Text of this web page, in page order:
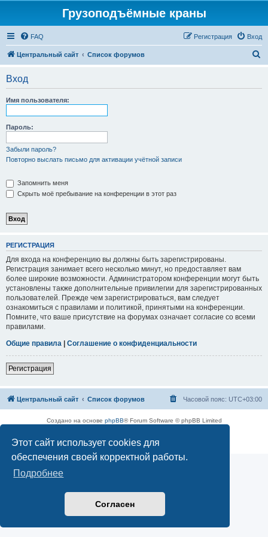
Этот сайт использует cookies для
обеспечения своей корректной работы.
Подробнее
Согласен
Грузоподъёмные краны
FAQ Вход
Регистрация
Центральный сайт Список форумов
Вход
Имя пользователя:
Пароль:
Забыли пароль?
Повторно выслать письмо для активации учётной записи
Запомнить меня
Скрыть моё пребывание на конференции в этот раз
РЕГИСТРАЦИЯ
Для входа на конференцию вы должны быть зарегистрированы.
Регистрация занимает всего несколько минут, но предоставляет вам
более широкие возможности. Администратором конференции могут быть
установлены также дополнительные привилегии для зарегистрированных
пользователей. Прежде чем зарегистрироваться, вам следует
ознакомиться с правилами и политикой, принятыми на конференции.
Помните, что ваше присутствие на форумах означает согласие со всеми
правилами.
Общие правила | Соглашение о конфиденциальности
Регистрация
Центральный сайт Список форумов Часовой пояс: UTC+03:00
Создано на основе phpBB® Forum Software © phpBB Limited
Конфиденциальность|Правила